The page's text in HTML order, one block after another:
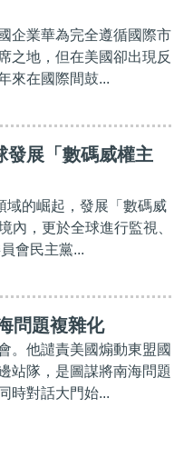
企業華為完全遵循國際市
之地，但在美國卻出現反
來在國際間鼓...
發展「數碼威權主
域的崛起，發展「數碼威
內，更於全球進行監視、
會民主黨...
問題複雜化
。他譴責美國煽動東盟國
站隊，是圖謀將南海問題
時對話大門始...